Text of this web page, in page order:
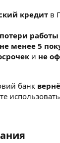
кредит в
работы
не менее 5
и не
банк